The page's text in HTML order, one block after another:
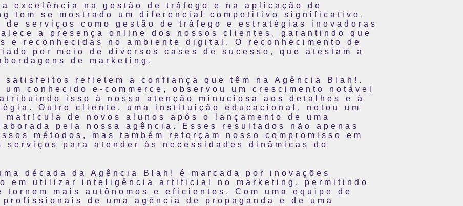
a excelência na gestão de tráfego e na aplicação de
tem se mostrado um diferencial competitivo significativo.
de serviços como gestão de tráfego e estratégias inovadoras
a presença online dos nossos clientes, garantindo que
e reconhecidas no ambiente digital. O reconhecimento de
por meio de diversos cases de sucesso, que atestam a
de marketing.
satisfeitos refletem a confiança que têm na Agência Blah!.
conhecido e-commerce, observou um crescimento notável
isso à nossa atenção minuciosa aos detalhes e à
Outro cliente, uma instituição educacional, notou um
de novos alunos após o lançamento de uma
pela nossa agência. Esses resultados não apenas
métodos, mas também reforçam nosso compromisso em
para atender às necessidades dinâmicas do
década da Agência Blah! é marcada por inovações
em utilizar inteligência artificial no marketing, permitindo
tornem mais autônomos e eficientes. Com uma equipe de
de uma agência de propaganda e de uma